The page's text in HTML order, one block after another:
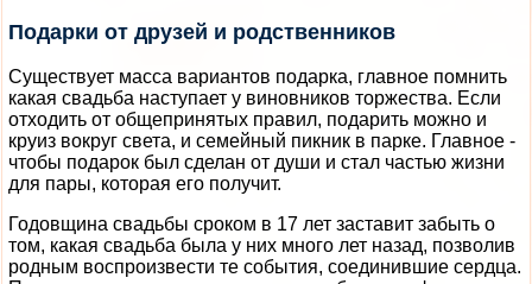
Подарки от друзей и родственников
Существует масса вариантов подарка, главное помнить
какая свадьба наступает у виновников торжества. Если
отходить от общепринятых правил, подарить можно и
круиз вокруг света, и семейный пикник в парке. Главное -
чтобы подарок был сделан от души и стал частью жизни
для пары, которая его получит.
Годовщина свадьбы сроком в 17 лет заставит забыть о
том, какая свадьба была у них много лет назад, позволив
родным воспроизвести те события, соединившие сердца.